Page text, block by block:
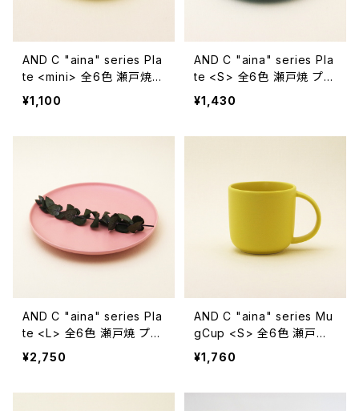
AND C "aina" series Pla
te <mini> 全6色 瀬戸焼
プレート 丸皿【エムエムヨ
シハシ】【伝統工芸品】【民藝
¥1,100
AND C "aina" series Pla
te <S> 全6色 瀬戸焼 プレ
ート 丸皿【エムエムヨシハ
シ】【伝統工芸品】【民藝品】
¥1,430
AND C "aina" series Pla
te <L> 全6色 瀬戸焼 プレ
ート 丸皿【エムエムヨシハ
シ】【伝統工芸品】【民藝品】
¥2,750
AND C "aina" series Mu
gCup <S> 全6色 瀬戸焼
マグカップ【エムエムヨシハ
シ】【伝統工芸品】【民藝品】
¥1,760